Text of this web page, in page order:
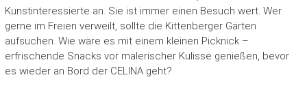
Kunstinteressierte an. Sie ist immer einen Besuch wert. Wer
gerne im Freien verweilt, sollte die Kittenberger Gärten
aufsuchen. Wie wäre es mit einem kleinen Picknick –
erfrischende Snacks vor malerischer Kulisse genießen, bevor
es wieder an Bord der CELINA geht?